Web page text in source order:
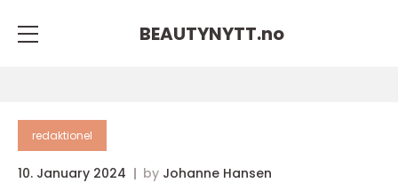
BEAUTYNYTT.no
redaktionel
10. January 2024 by Johanne Hansen